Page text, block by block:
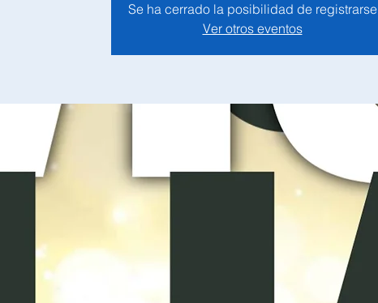
Se ha cerrado la posibilidad de registrarse
Ver otros eventos